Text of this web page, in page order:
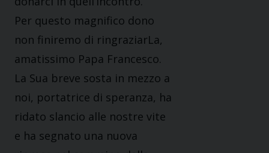
Per questo magnifico dono
non finiremo di ringraziarLa,
amatissimo Papa Francesco.
La Sua breve sosta in mezzo a
noi, portatrice di speranza, ha
ridato slancio alle nostre vite
e ha segnato una nuova